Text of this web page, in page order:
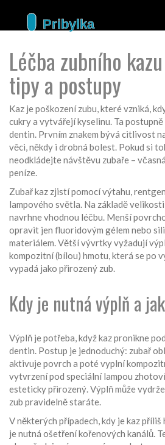
Léčba zubního
tipy a postupy
Kaz je poškození zubu, které vzniká,
cukry a vytvářejí kyselinu. Ta
dentin. Prvním znakem bývá citlivost
věci, někdy i drobná bolest. Pokud si
neodkládejte návštěvu zubaře –
peníze.
Zubař kaz zjistí pomocí výtahu,
lampového světla. Na základě
navrhne vhodnou léčbu. Menší
opravit jen fluoridovým gélem nebo
materiálem. Větší vývrtky vyžadují
kompozitní (bílou) hmotu, která se po
vypadá jako přirozený zub.
Kdy je nutná výplň a
Výplň je potřeba, když kaz pronikne
dentin. Postup je jednoduchý: zubař
aktivuje povrch a poté vyplní
vytvrzení pod speciální lampou
esteticky přirozený. Výplň může
zub pravidelně staráte.
V některých případech, kdy je kaz příliš
je nutná ošetření kořenových kanálů.